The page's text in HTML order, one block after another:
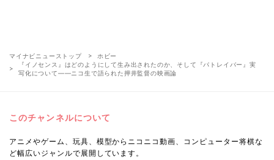
マイナビニューストップ
ホビー
『イノセンス』はどのようにして生み出されたのか、そして『パトレイバー』実
写化について――ニコ生で語られた押井監督の映画論
このチャンネルについて
アニメやゲーム、玩具、模型からニコニコ動画、コンピューター将棋な
ど幅広いジャンルで展開しています。